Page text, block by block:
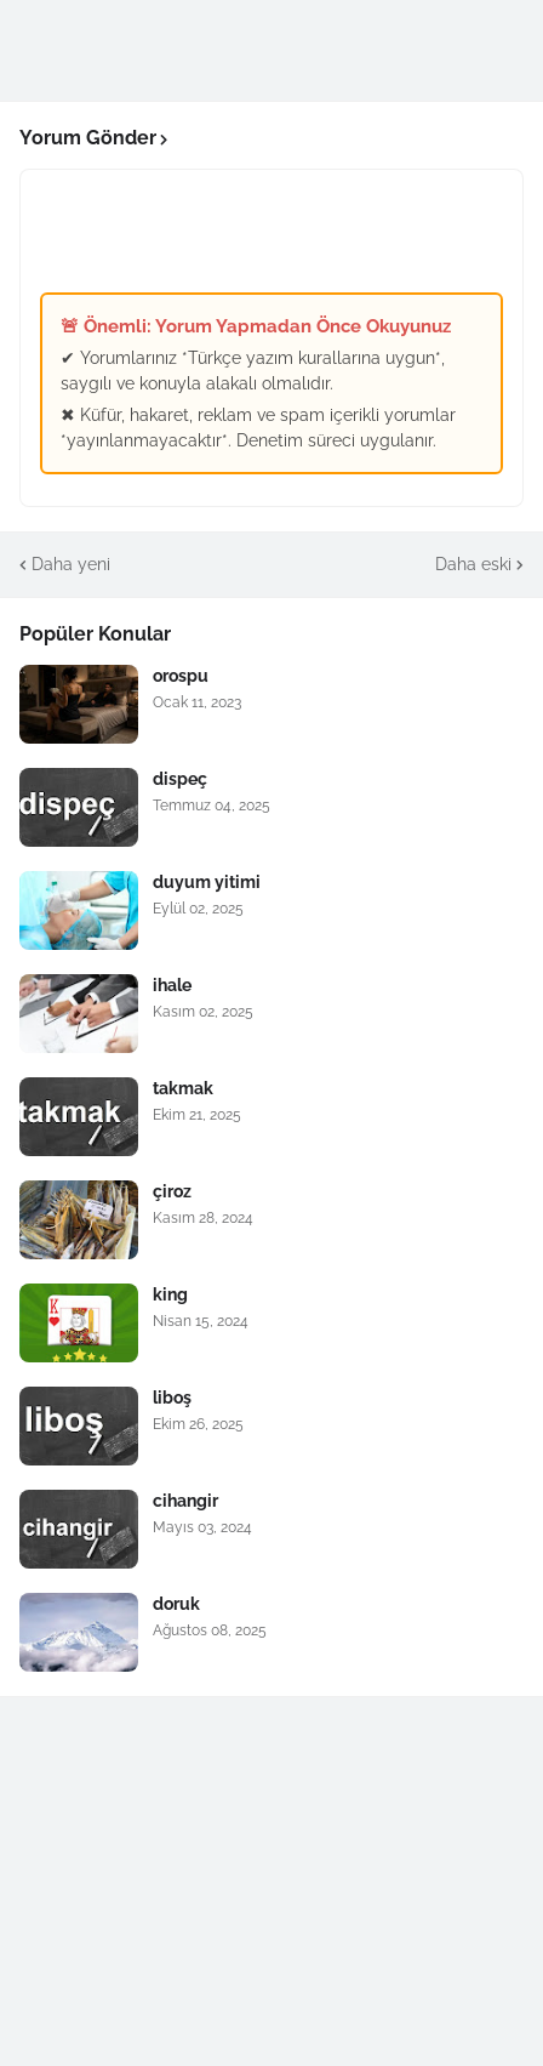
Yorum Gönder
🚨 Önemli: Yorum Yapmadan Önce Okuyunuz
✔ Yorumlarınız *Türkçe yazım kurallarına uygun*,
saygılı ve konuyla alakalı olmalıdır.
✖ Küfür, hakaret, reklam ve spam içerikli yorumlar
*yayınlanmayacaktır*. Denetim süreci uygulanır.
Daha yeni Daha eski
Popüler Konular
orospu
Ocak 11, 2023
dispeç
Temmuz 04, 2025
duyum yitimi
Eylül 02, 2025
ihale
Kasım 02, 2025
takmak
Ekim 21, 2025
çiroz
Kasım 28, 2024
king
Nisan 15, 2024
liboş
Ekim 26, 2025
cihangir
Mayıs 03, 2024
doruk
Ağustos 08, 2025